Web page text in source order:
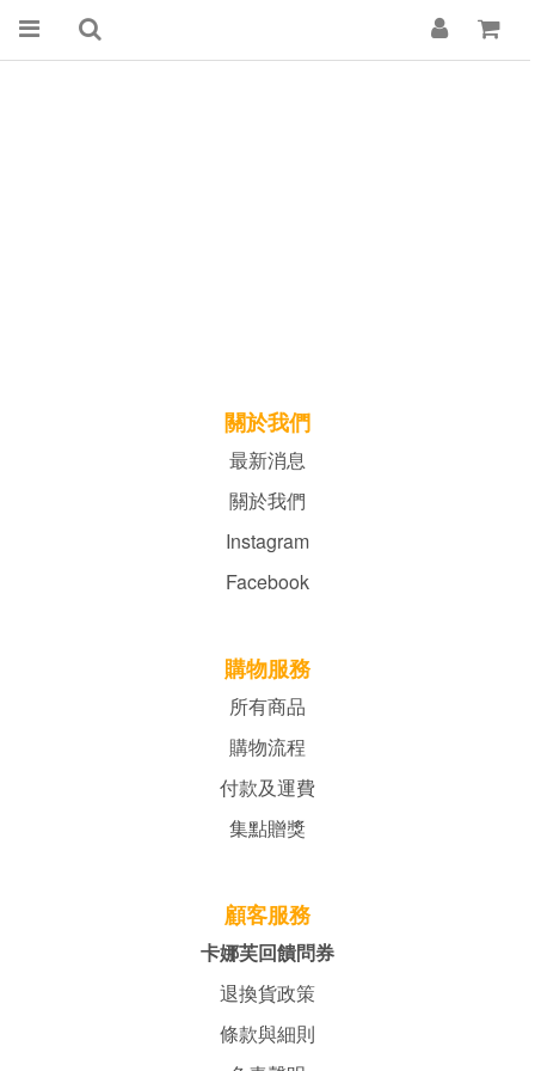
關於我們
最新消息
關於我們
Instagram
Facebook
購物服務
所有商品
購物流程
付款及運費
集點贈獎
顧客服務
卡娜芙回饋問券
退換貨政策
條款與細則